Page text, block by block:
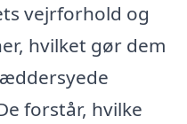
vejrforhold og
hvilket gør dem
forstår, hvilke